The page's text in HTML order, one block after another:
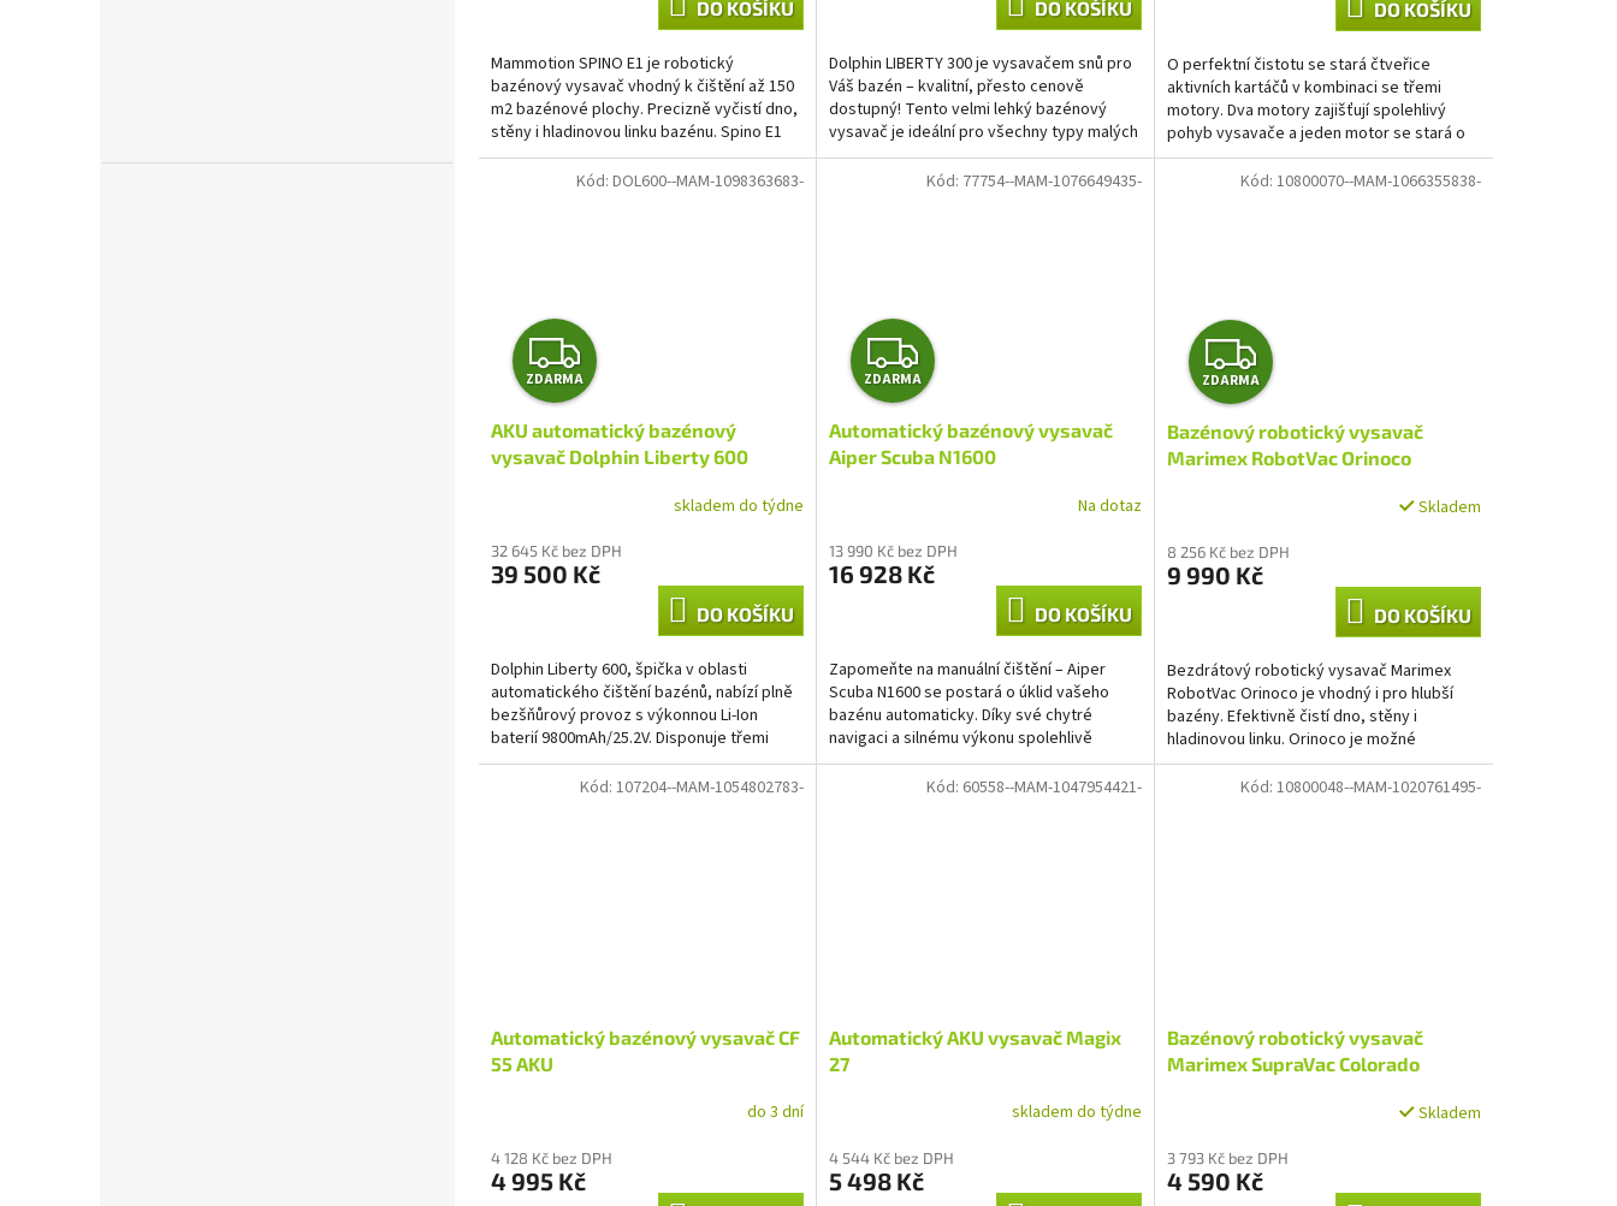
DO KOŠÍKU
Mammotion SPINO E1 je robotický
bazénový vysavač vhodný k čištění až 150
m2 bazénové plochy. Precizně vyčistí dno,
stěny i hladinovou linku bazénu. Spino E1
vyčistí mnoho...
DO KOŠÍKU
Dolphin LIBERTY 300 je vysavačem snů pro
Váš bazén – kvalitní, přesto cenově
dostupný! Tento velmi lehký bazénový
vysavač je ideální pro všechny typy malých
bazénů, vyčistí dno...
DO KOŠÍKU
O perfektní čistotu se stará čtveřice
aktivních kartáčů v kombinaci se třemi
motory. Dva motory zajišťují spolehlivý
pohyb vysavače a jeden motor se stará o
účinnou filtraci....
Z
D
A
M
ZDARMA
AKU automatický bazénový
vysavač Dolphin Liberty 600
skladem do týdne
32 645 Kč bez DPH
39 500 Kč
DO KOŠÍKU
Dolphin Liberty 600, špička v oblasti
automatického čištění bazénů, nabízí plně
bezšňůrový provoz s výkonnou Li-Ion
baterií 9800mAh/25.2V. Disponuje třemi
specializovanými...
Kód: DOL600--MAM-1098363683-
Z
D
A
M
ZDARMA
Automatický bazénový vysavač
Aiper Scuba N1600
Na dotaz
13 990 Kč bez DPH
16 928 Kč
DO KOŠÍKU
Zapomeňte na manuální čištění – Aiper
Scuba N1600 se postará o úklid vašeho
bazénu automaticky. Díky své chytré
navigaci a silnému výkonu spolehlivě
vyčistí dno, stěny i...
Kód: 77754--MAM-1076649435-
Z
D
A
M
ZDARMA
Bazénový robotický vysavač
Marimex RobotVac Orinoco
Skladem
8 256 Kč bez DPH
9 990 Kč
DO KOŠÍKU
Bezdrátový robotický vysavač Marimex
RobotVac Orinoco je vhodný i pro hlubší
bazény. Efektivně čistí dno, stěny i
hladinovou linku. Orinoco je možné
používat ve slané vodě....
Kód: 10800070--MAM-1066355838-
Automatický bazénový vysavač CF
55 AKU
do 3 dní
4 128 Kč bez DPH
4 995 Kč
Kód: 107204--MAM-1054802783-
Automatický AKU vysavač Magix
27
skladem do týdne
4 544 Kč bez DPH
5 498 Kč
Kód: 60558--MAM-1047954421-
Bazénový robotický vysavač
Marimex SupraVac Colorado
Skladem
3 793 Kč bez DPH
4 590 Kč
Kód: 10800048--MAM-1020761495-